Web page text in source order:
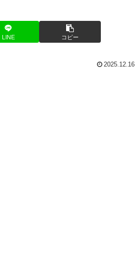
LINE コピー
2025.12.16